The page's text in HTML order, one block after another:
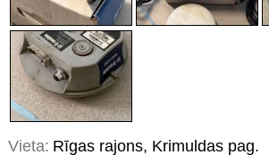
Vieta: Rīgas rajons, Krimuldas pag.